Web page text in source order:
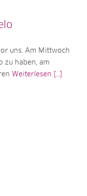
uns. Am Mittwoch
zu haben, am
Weiterlesen [...]